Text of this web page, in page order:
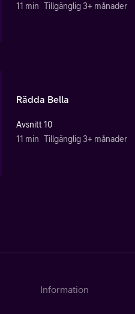
11 min Tillgänglig 3+ månader
Rädda Bella
Avsnitt 10
11 min Tillgänglig 3+ månader
Information